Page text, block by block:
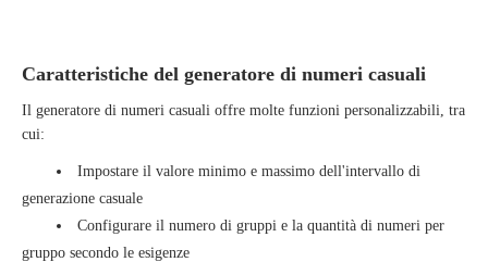
Caratteristiche del generatore di numeri casuali
Il generatore di numeri casuali offre molte funzioni personalizzabili, tra
cui:
Impostare il valore minimo e massimo dell'intervallo di
generazione casuale
Configurare il numero di gruppi e la quantità di numeri per
gruppo secondo le esigenze